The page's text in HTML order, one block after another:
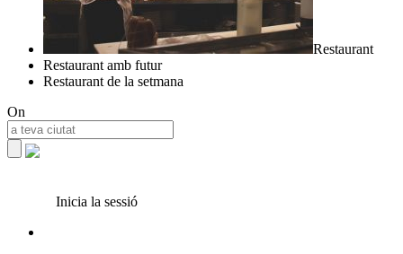
Restaurant
Restaurant amb futur
Restaurant de la setmana
On
Inicia la sessió